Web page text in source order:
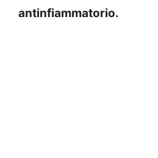
antinfiammatorio.